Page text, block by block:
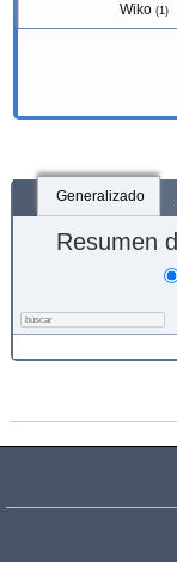
Wiko (1)
Generalizado
Resumen